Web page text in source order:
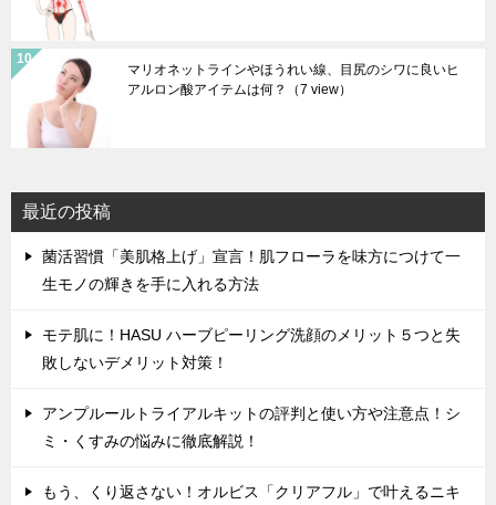
マリオネットラインやほうれい線、目尻のシワに良いヒ
アルロン酸アイテムは何？
（7 view）
最近の投稿
菌活習慣「美肌格上げ」宣言！肌フローラを味方につけて一
生モノの輝きを手に入れる方法
モテ肌に！HASU ハーブピーリング洗顔のメリット５つと失
敗しないデメリット対策！
アンプルールトライアルキットの評判と使い方や注意点！シ
ミ・くすみの悩みに徹底解説！
もう、くり返さない！オルビス「クリアフル」で叶えるニキ